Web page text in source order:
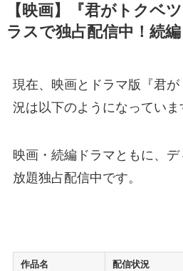
【映画】『君がトクベ
ラスで独占配信中！続
現在、映画とドラマ版『君
況は以下のようになっていま
映画・続編ドラマともに、
放題独占配信中です。
作品名 配信状況